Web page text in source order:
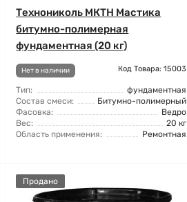
Технониколь МКТН Мастика
битумно-полимерная
фундаментная (20 кг)
Нет в наличии Код Товара: 15003
Тип:
фундаментная
Состав смеси:
Битумно-полимерный
Фасовка:
Ведро
Вес:
20 кг
Область применения:
Ремонтная
Продано